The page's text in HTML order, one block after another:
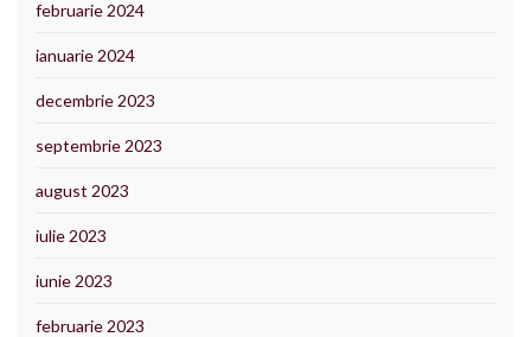
februarie 2024
ianuarie 2024
decembrie 2023
septembrie 2023
august 2023
iulie 2023
iunie 2023
februarie 2023